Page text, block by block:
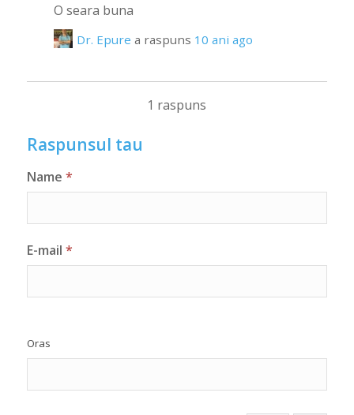
O seara buna
Dr. Epure a raspuns 10 ani ago
1 raspuns
Raspunsul tau
Name *
E-mail *
Oras